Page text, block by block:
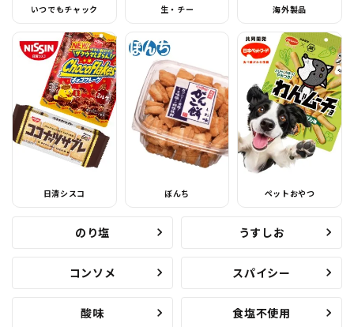
いつでもチャック 生・チー 海外製品
日清シスコ ぼんち ペットおやつ
のり塩 うすしお
コンソメ スパイシー
酸味 食塩不使用